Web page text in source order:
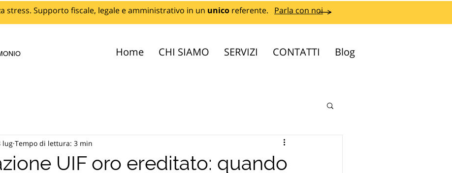
stress. Supporto fiscale, legale e amministrativo in un unico referente. Parla con noi
Home CHI SIAMO SERVIZI CONTATTI Blog
UIF oro ereditato: quando
lug Tempo di lettura: 3 min